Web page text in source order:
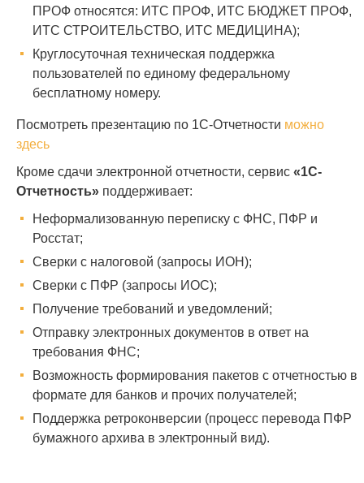
ПРОФ относятся: ИТС ПРОФ, ИТС БЮДЖЕТ ПРОФ,
ИТС СТРОИТЕЛЬСТВО, ИТС МЕДИЦИНА);
Круглосуточная техническая поддержка
пользователей по единому федеральному
бесплатному номеру.
Посмотреть презентацию по 1С-Отчетности можно
здесь
Кроме сдачи электронной отчетности, сервис «1С-
Отчетность» поддерживает:
Неформализованную переписку с ФНС, ПФР и
Росстат;
Сверки с налоговой (запросы ИОН);
Сверки с ПФР (запросы ИОС);
Получение требований и уведомлений;
Отправку электронных документов в ответ на
требования ФНС;
Возможность формирования пакетов с отчетностью в
формате для банков и прочих получателей;
Поддержка ретроконверсии (процесс перевода ПФР
бумажного архива в электронный вид).